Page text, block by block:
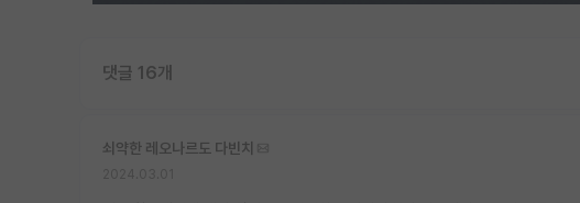
댓글 16개
쇠약한 레오나르도 다빈치